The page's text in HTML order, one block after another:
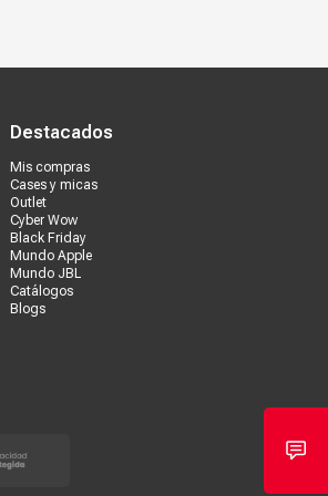
Destacados
Mis compras
Cases y micas
Outlet
Cyber Wow
Black Friday
Mundo Apple
Mundo JBL
Catálogos
Blogs